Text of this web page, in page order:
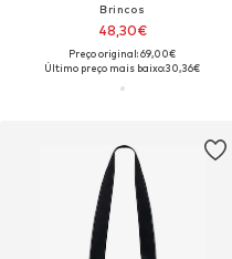
Brincos
48,30€
Preço original: 69,00€
Último preço mais baixo:30,36€